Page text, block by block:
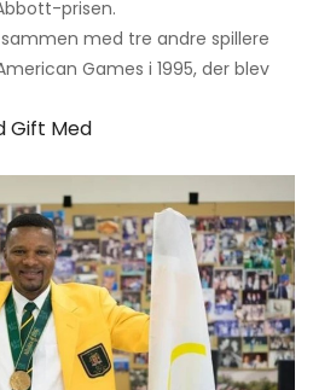
prisen.
med tre andre spillere
Games i 1995, der blev
Gift Med